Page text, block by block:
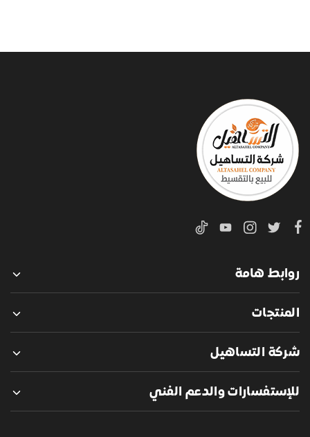
روابط هامة
المنتجات
شركة التساهيل
للإستفسارات والدعم الفني